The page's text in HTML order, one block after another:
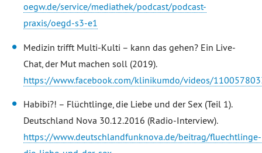
oegw.de/service/mediathek/podcast/podcast-
praxis/oegd-s3-e1
Medizin trifft Multi-Kulti – kann das gehen? Ein Live-
Chat, der Mut machen soll (2019).
https://www.facebook.com/klinikumdo/videos/
Habibi?! – Flüchtlinge, die Liebe und der Sex (Teil 1).
Deutschland Nova 30.12.2016 (Radio-Interview).
https://www.deutschlandfunknova.de/beitrag/fluechtlinge-